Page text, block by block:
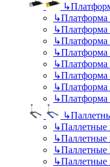
↳
↳Платформа
↳Платформа
↳Платформа
↳Платформа
↳Платформа
↳Платформа
↳Платформа
↳Платформа
↳
↳Паллетные
↳Паллетные
↳Паллетные
↳Паллетные